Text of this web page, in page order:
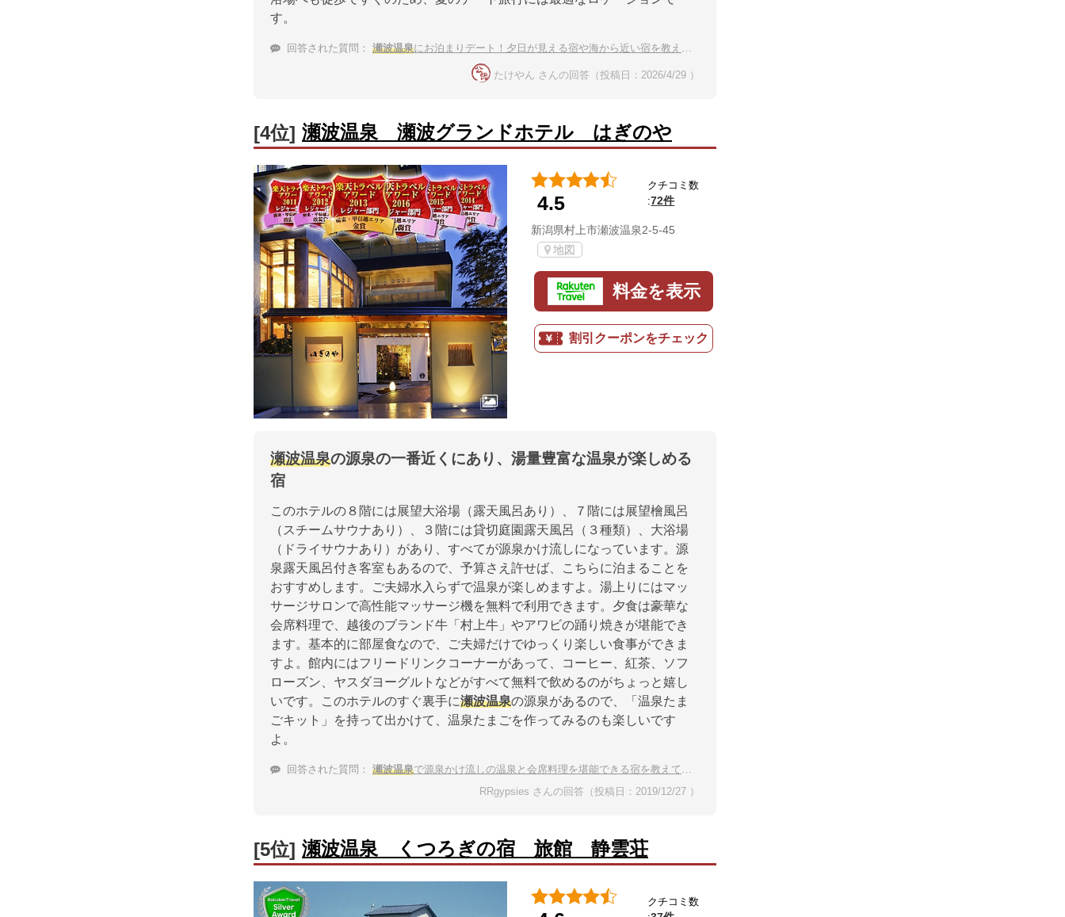
す。
回答された質問： 瀬波温泉にお泊まりデート！夕日が見える宿や海から近い宿を教えて下さい
たけやん さんの回答（投稿日：2026/4/29 ）
[4位] 瀬波温泉 瀬波グランドホテル はぎのや
4.5
クチコミ数
:72件
新潟県村上市瀬波温泉2-5-45
地図
料金を表示
割引クーポンをチェック
瀬波温泉の源泉の一番近くにあり、湯量豊富な温泉が楽しめる
宿
このホテルの８階には展望大浴場（露天風呂あり）、７階には展望檜風呂
（スチームサウナあり）、３階には貸切庭園露天風呂（３種類）、大浴場
（ドライサウナあり）があり、すべてが源泉かけ流しになっています。源
泉露天風呂付き客室もあるので、予算さえ許せば、こちらに泊まることを
おすすめします。ご夫婦水入らずで温泉が楽しめますよ。湯上りにはマッ
サージサロンで高性能マッサージ機を無料で利用できます。夕食は豪華な
会席料理で、越後のブランド牛「村上牛」やアワビの踊り焼きが堪能でき
ます。基本的に部屋食なので、ご夫婦だけでゆっくり楽しい食事ができま
すよ。館内にはフリードリンクコーナーがあって、コーヒー、紅茶、ソフ
ローズン、ヤスダヨーグルトなどがすべて無料で飲めるのがちょっと嬉し
いです。このホテルのすぐ裏手に瀬波温泉の源泉があるので、「温泉たま
ごキット」を持って出かけて、温泉たまごを作ってみるのも楽しいです
よ。
回答された質問： 瀬波温泉で源泉かけ流しの温泉と会席料理を堪能できる宿を教えて下さい。
RRgypsies さんの回答（投稿日：2019/12/27 ）
[5位] 瀬波温泉 くつろぎの宿 旅館 静雲荘
クチコミ数